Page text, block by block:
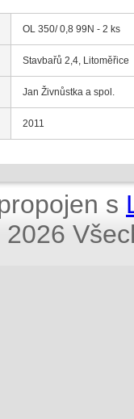
OL 350/ 0,8 99N - 2 ks
Stavbařů 2,4, Litoměřice
Jan Živnůstka a spol.
2011
s